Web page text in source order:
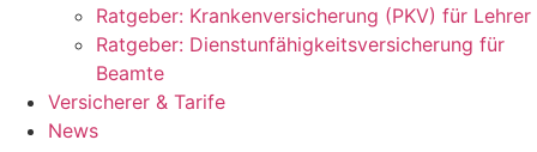
Ratgeber: Krankenversicherung (PKV) für Lehrer
Ratgeber: Dienstunfähigkeitsversicherung für
Beamte
Versicherer & Tarife
News